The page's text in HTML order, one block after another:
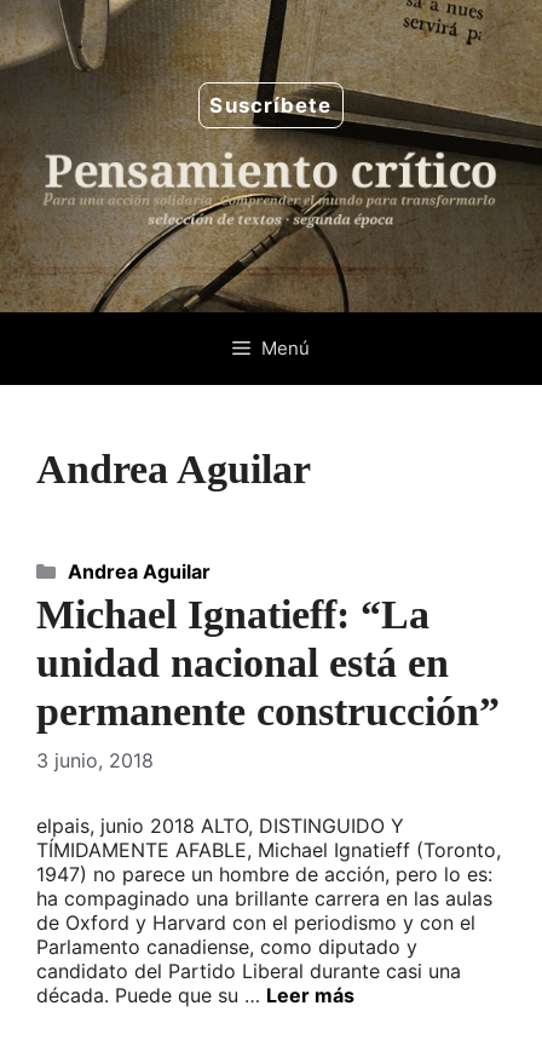
Saltar
al
contenido
Suscríbete
Menú
Andrea Aguilar
Michael Ignatieff: “La
unidad nacional está en
permanente construcción”
3 junio, 2018
elpais, junio 2018 ALTO, DISTINGUIDO Y
TÍMIDAMENTE AFABLE, Michael Ignatieff (Toronto,
1947) no parece un hombre de acción, pero lo es:
ha compaginado una brillante carrera en las aulas
de Oxford y Harvard con el periodismo y con el
Parlamento canadiense, como diputado y
candidato del Partido Liberal durante casi una
década. Puede que su … Leer más
Categorías
Andrea Aguilar